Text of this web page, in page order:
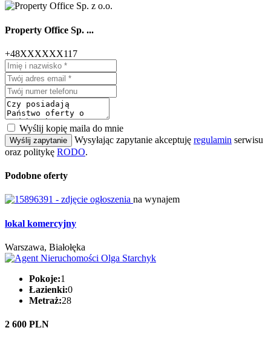
Property Office Sp. ...
+48XXXXXX117
Wyślij kopię maila do mnie
Wyślij zapytanie Wysyłając zapytanie akceptuję regulamin serwisu
oraz politykę RODO.
Podobne oferty
na wynajem
lokal komercyjny
Warszawa, Białołęka
Pokoje:1
Łazienki:0
Metraż:28
2 600 PLN